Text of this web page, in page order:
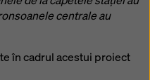
centrale au
în cadrul acestui proiect